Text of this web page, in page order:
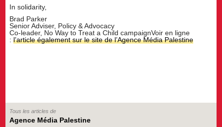
In solidarity,
Brad Parker
Senior Adviser, Policy & Advocacy
Co-leader, No Way to Treat a Child campaignVoir en ligne
:l’article également sur le site de l’Agence Média Palestine
Tous les articles de
Agence Média Palestine